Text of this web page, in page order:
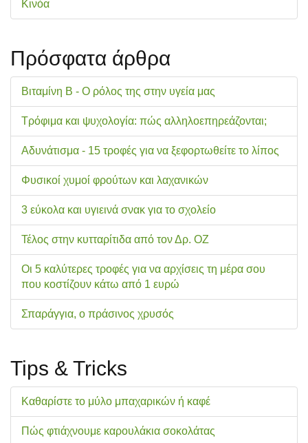
Κινόα
Πρόσφατα άρθρα
Βιταμίνη Β - Ο ρόλος της στην υγεία μας
Τρόφιμα και ψυχολογία: πώς αλληλοεπηρεάζονται;
Αδυνάτισμα - 15 τροφές για να ξεφορτωθείτε το λίπος
Φυσικοί χυμοί φρούτων και λαχανικών
3 εύκολα και υγιεινά σνακ για το σχολείo
Τέλος στην κυτταρίτιδα από τον Δρ. ΟΖ
Οι 5 καλύτερες τροφές για να αρχίσεις τη μέρα σου
που κοστίζουν κάτω από 1 ευρώ
Σπαράγγια, ο πράσινος χρυσός
Tips & Tricks
Καθαρίστε το μύλο μπαχαρικών ή καφέ
Πώς φτιάχνουμε καρουλάκια σοκολάτας